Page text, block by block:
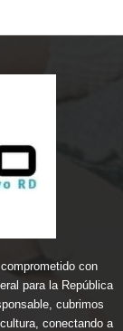
con
para la República
cubrimos
conectando a